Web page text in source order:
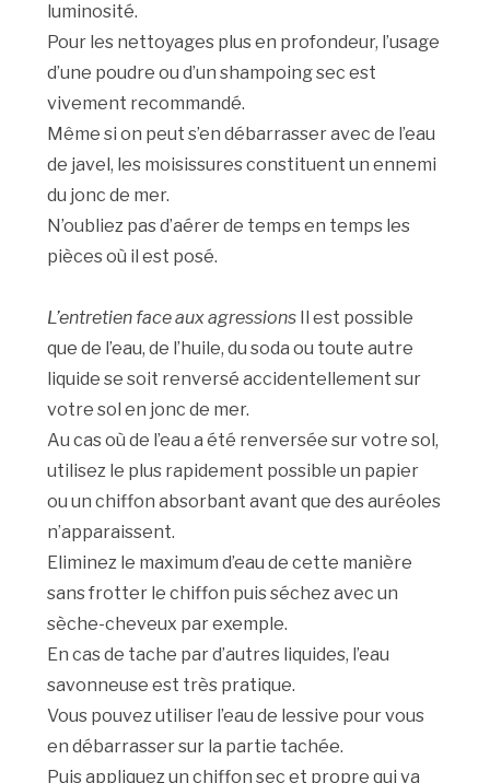
luminosité.
Pour les nettoyages plus en profondeur, l’usage
d’une poudre ou d’un shampoing sec est
vivement recommandé.
Même si on peut s’en débarrasser avec de l’eau
de javel, les moisissures constituent un ennemi
du jonc de mer.
N’oubliez pas d’aérer de temps en temps les
pièces où il est posé.
L’entretien face aux agressions Il est possible
que de l’eau, de l’huile, du soda ou toute autre
liquide se soit renversé accidentellement sur
votre sol en jonc de mer.
Au cas où de l’eau a été renversée sur votre sol,
utilisez le plus rapidement possible un papier
ou un chiffon absorbant avant que des auréoles
n’apparaissent.
Eliminez le maximum d’eau de cette manière
sans frotter le chiffon puis séchez avec un
sèche-cheveux par exemple.
En cas de tache par d’autres liquides, l’eau
savonneuse est très pratique.
Vous pouvez utiliser l’eau de lessive pour vous
en débarrasser sur la partie tachée.
Puis appliquez un chiffon sec et propre qui va